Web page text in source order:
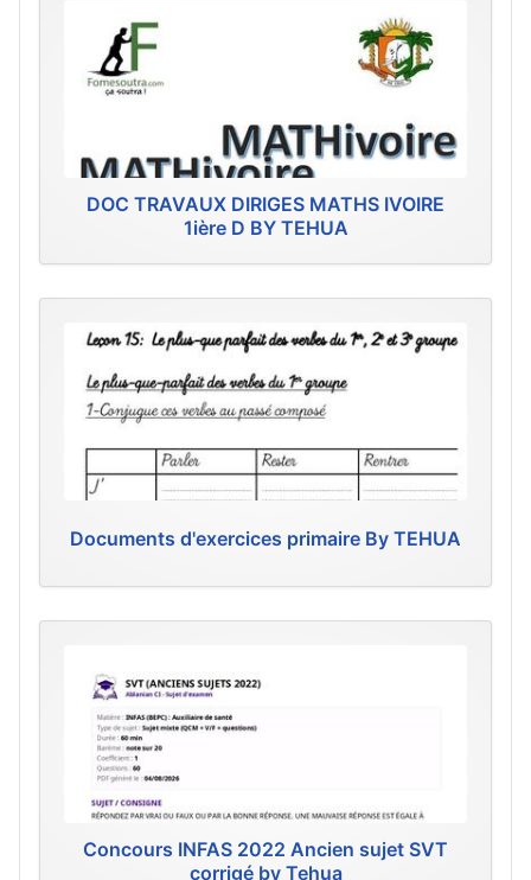
DOC TRAVAUX DIRIGES MATHS IVOIRE
1ière D BY TEHUA
Documents d'exercices primaire By TEHUA
Concours INFAS 2022 Ancien sujet SVT
corrigé by Tehua